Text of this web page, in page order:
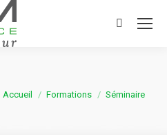
Search:
Vous êtes ici :
Accueil Formations Séminaire